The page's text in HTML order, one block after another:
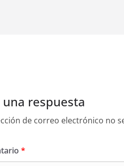
una respuesta
de correo electrónico no
*